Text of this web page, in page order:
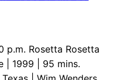
p.m. Rosetta Rosetta
| 1999 | 95 mins.